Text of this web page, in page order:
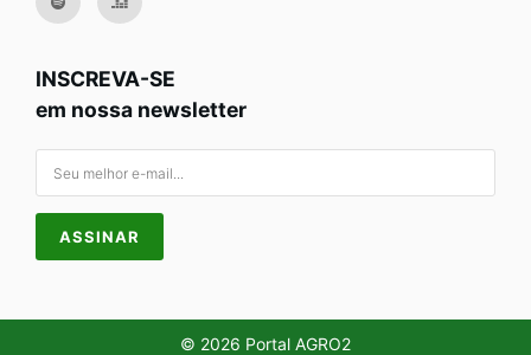
INSCREVA-SE
em nossa newsletter
© 2026 Portal AGRO2